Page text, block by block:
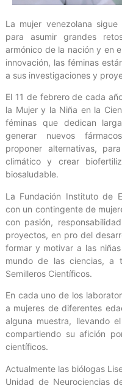
La mujer venezolana
para asumir grandes
armónico de la nación y en
innovación, las féminas
a sus investigaciones y
El 11 de febrero de cada
la Mujer y la Niña en la
féminas que dedican
generar nuevos
proponer alternativas,
climático y crear
biosaludable.
La Fundación Instituto de
con un contingente de
con pasión,
proyectos, en pro del
formar y motivar a las
mundo de las ciencias, a
Semilleros Científicos.
En cada uno de los
a mujeres de diferentes
alguna muestra, llevando
compartiendo su afición
científicos.
Actualmente las biólogas
Unidad de Neurociencias